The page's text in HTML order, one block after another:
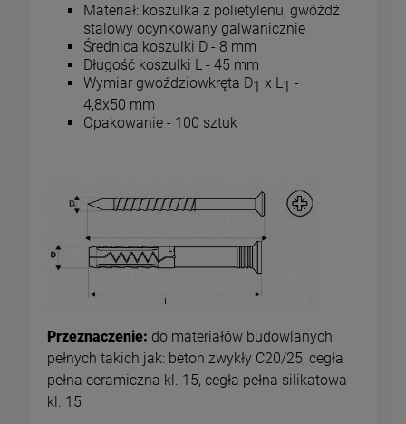
Materiał: koszulka z polietylenu, gwóźdź
stalowy ocynkowany galwanicznie
Średnica koszulki D - 8 mm
Długość koszulki L - 45 mm
Wymiar gwoździowkręta D1 x L 1 -
4,8x50 mm
Opakowanie - 100 sztuk
Przeznaczenie: do materiałów budowlanych
pełnych takich jak: beton zwykły C20/25, cegła
pełna ceramiczna kl. 15, cegła pełna silikatowa
kl. 15